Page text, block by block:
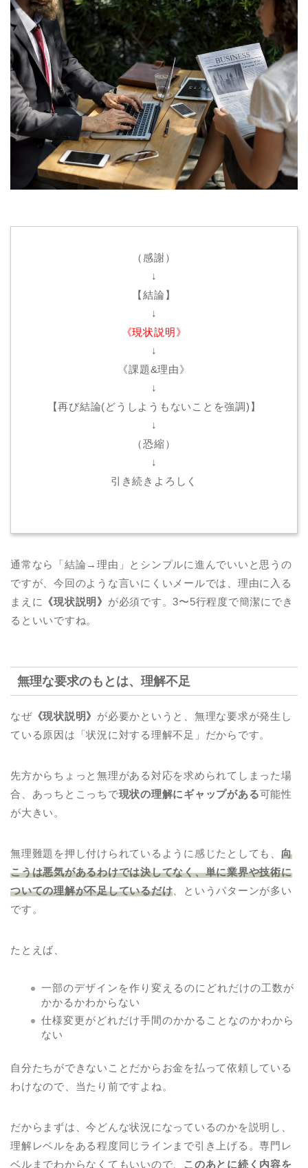
（感謝）
↓
【結論】
↓
《現状説明》
↓
《課題&理由》
↓
【再び結論(どうしようもないことを強調)】
↓
（恐縮）
↓
引き続きよろしく
通常なら「結論→理由」とシンプルに進んでいいと思うの
ですが、今回のような言いにくいメールでは、理由に入る
まえに 《現状説明》 が必須です。3〜5行程度で簡潔にでき
るといいですね。
無理な要求のもとは、理解不足
なぜ《現状説明》 が必要かというと、無理な要求が発生し
ている原因は「状況に対する理解不足」だからです。
先方からちょっと無理がある対応を求められてしまった場
合、あっちとこっちで現状の理解にギャップがある可能性
が大きい。
無理難題を押し付けられているように感じたとしても、向
こうは悪気があるわけでは決してなく、単に業界や技術に
ついての理解が不足しているだけ 、というパターンが多い
です。
たとえば、
一部のデザインを作り変えるのにどれだけの工数が
かかるかわからない
仕様変更がどれだけ手間のかかることなのかわから
ない
自分たちができないことだからお金を払って依頼している
わけなので、当たり前ですよね。
だからまずは、今どんな状況になっているのかを説明し、
理解レベルをある程度同じラインまで引き上げる。専門レ
ベルまでわからなくてもいいので、
このあとに続く内容を